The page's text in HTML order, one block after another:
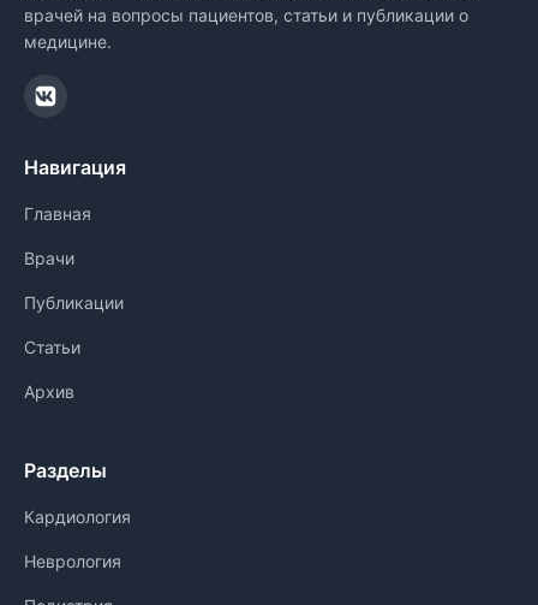
врачей на вопросы пациентов, статьи и публикации о
медицине.
Навигация
Главная
Врачи
Публикации
Статьи
Архив
Разделы
Кардиология
Неврология